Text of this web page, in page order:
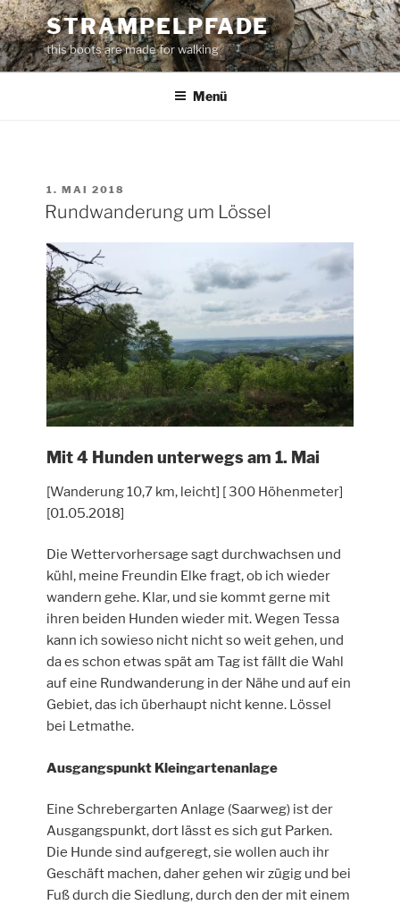
Zum
Inhalt
springen
STRAMPELPFADE
this boots are made for walking
Menü
VERÖFFENTLICHT
AM
1. MAI 2018
Rundwanderung um Lössel
Mit 4 Hunden unterwegs am 1. Mai
[Wanderung 10,7 km, leicht] [ 300 Höhenmeter]
[01.05.2018]
Die Wettervorhersage sagt durchwachsen und
kühl, meine Freundin Elke fragt, ob ich wieder
wandern gehe. Klar, und sie kommt gerne mit
ihren beiden Hunden wieder mit. Wegen Tessa
kann ich sowieso nicht nicht so weit gehen, und
da es schon etwas spät am Tag ist fällt die Wahl
auf eine Rundwanderung in der Nähe und auf ein
Gebiet, das ich überhaupt nicht kenne. Lössel
bei Letmathe.
Ausgangspunkt Kleingartenanlage
Eine Schrebergarten Anlage (Saarweg) ist der
Ausgangspunkt, dort lässt es sich gut Parken.
Die Hunde sind aufgeregt, sie wollen auch ihr
Geschäft machen, daher gehen wir zügig und bei
Fuß durch die Siedlung, durch den der mit einem